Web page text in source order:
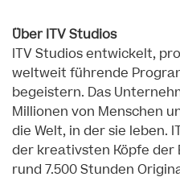
Über ITV Studios
ITV Studios entwickelt,
weltweit führende
begeistern. Das
Millionen von Menschen
die Welt, in der sie leben.
der kreativsten Köpfe
rund 7.500 Stunden